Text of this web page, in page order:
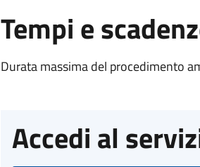
Tempi e
Durata massima del procedimento
Accedi al